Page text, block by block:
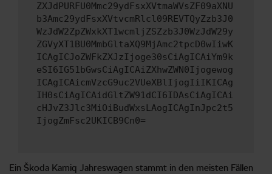
ZXJdPURFU0Mmc29ydFsxXVtmaWVsZF09aXNU
b3Amc29ydFsxXVtvcmRlcl09REVTQyZzb3J0
WzJdW2ZpZWxkXT1wcmljZSZzb3J0WzJdW29y
ZGVyXT1BU0MmbGltaXQ9MjAmc2tpcD0wIiwK
ICAgICJoZWFkZXJzIjoge30sCiAgICAiYm9k
eSI6IG51bGwsCiAgICAiZXhwZWN0Ijogewog
ICAgICAicmVzcG9uc2VUeXBlIjogIiIKICAg
IH0sCiAgICAidGltZW91dCI6IDAsCiAgICAi
cHJvZ3Jlc3MiOiBudWxsLAogICAgInJpc2t5
IjogZmFsc2UKICB9Cn0=
Ein Škoda Kamiq Jahreswagen stammt in den meisten Fällen